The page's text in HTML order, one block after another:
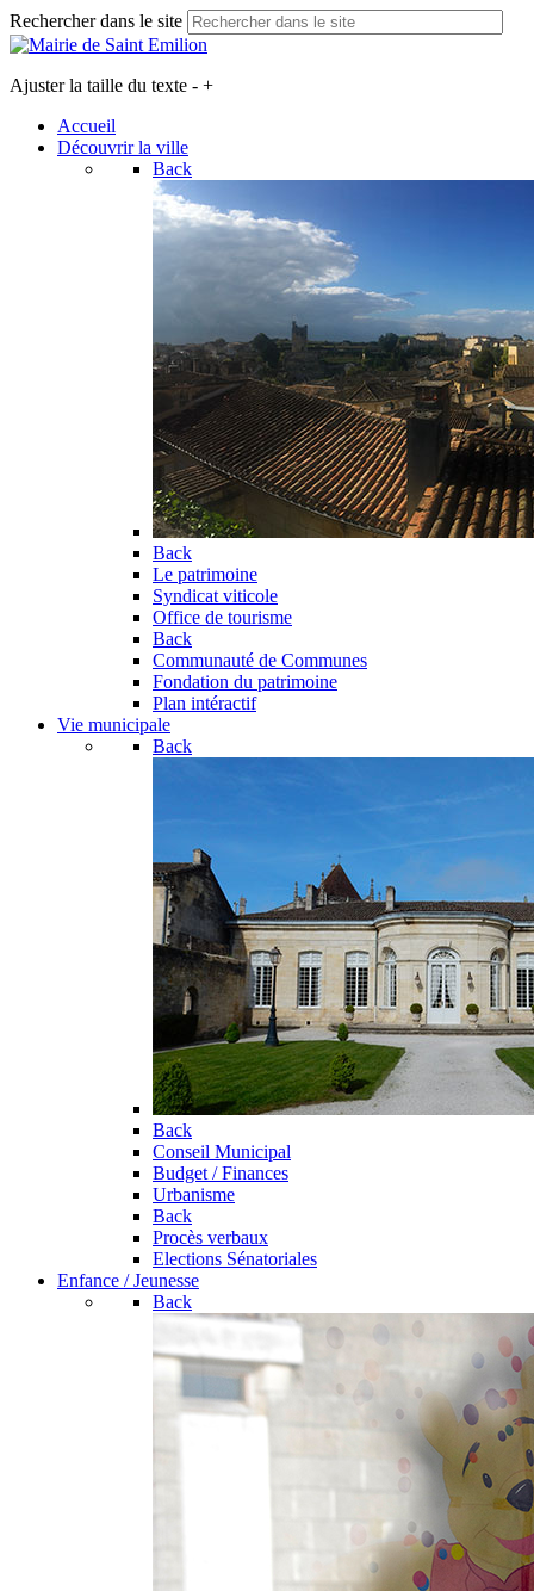
Rechercher dans le site
Ajuster la taille du texte - +
Accueil
Découvrir la ville
Back
Back
Le patrimoine
Syndicat viticole
Office de tourisme
Back
Communauté de Communes
Fondation du patrimoine
Plan intéractif
Vie municipale
Back
Back
Conseil Municipal
Budget / Finances
Urbanisme
Back
Procès verbaux
Elections Sénatoriales
Enfance / Jeunesse
Back